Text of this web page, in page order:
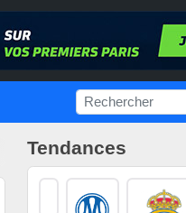
Tendances